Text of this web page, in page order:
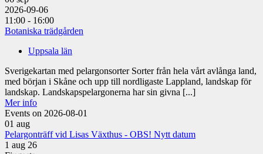
2026-09-06
11:00 - 16:00
Botaniska trädgården
Uppsala län
Sverigekartan med pelargonsorter Sorter från hela vårt avlånga land,
med början i Skåne och upp till nordligaste Lappland, landskap för
landskap. Landskapspelargonerna har sin givna [...]
Mer info
Events on 2026-08-01
01 aug
Pelargonträff vid Lisas Växthus - OBS! Nytt datum
1 aug 26